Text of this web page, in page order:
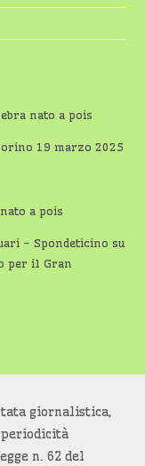
nato a pois
19 marzo 2025
a pois
- Spondeticino su
per il Gran
giornalistica,
periodicità
n. 62 del